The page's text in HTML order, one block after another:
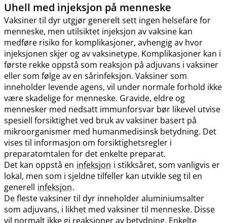
Uhell med injeksjon på menneske
Vaksiner til dyr utgjør generelt sett ingen helsefare for
menneske, men utilsiktet injeksjon av vaksine kan
medføre risiko for komplikasjoner, avhengig av hvor
injeksjonen skjer og av vaksinetype. Komplikasjoner kan i
første rekke oppstå som reaksjon på adjuvans i vaksiner
eller som følge av en sårinfeksjon. Vaksiner som
inneholder levende agens, vil under normale forhold ikke
være skadelige for menneske. Gravide, eldre og
mennesker med nedsatt immunforsvar bør likevel utvise
spesiell forsiktighet ved bruk av vaksiner basert på
mikroorganismer med humanmedisinsk betydning. Det
vises til informasjon om forsiktighetsregler i
preparatomtalen for det enkelte preparat.
Det kan oppstå en infeksjon i stikksåret, som vanligvis er
lokal, men som i sjeldne tilfeller kan utvikle seg til en
generell infeksjon.
De fleste vaksiner til dyr inneholder aluminiumsalter
som adjuvans, i likhet med vaksiner til menneske. Disse
vil normalt ikke gi reaksjoner av betydning. Enkelte